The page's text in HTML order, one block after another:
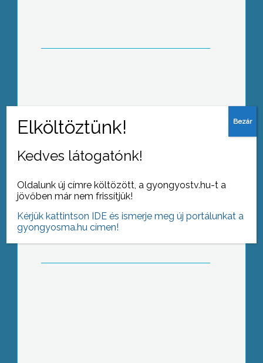
A tervezetnél 37 milliárd forinttal
kevesebb a hiány az Országos
Egészségügyi Pénztár kasszájában
Kedves látogatónk!
Oldalunk új címre költözött, a gyongyostv.hu-t a
jövőben már nem frissítjük!
Kérjük kattintson IDE és ismerje meg új portálunkat a
gyongyosma.hu címen!